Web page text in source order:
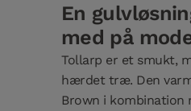
En
med på
Tollarp er et smukt,
hærdet træ. Den
Brown i kombination